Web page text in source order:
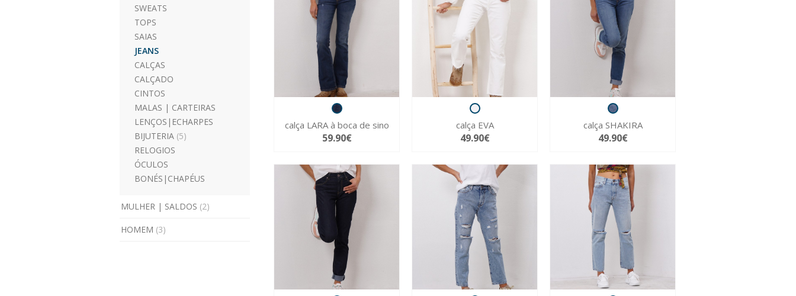
SWEATS
TOPS
SAIAS
JEANS
CALÇAS
CALÇADO
CINTOS
MALAS | CARTEIRAS
LENÇOS|ECHARPES
BIJUTERIA (5)
RELOGIOS
ÓCULOS
BONÉS|CHAPÉUS
MULHER | SALDOS (2)
HOMEM (3)
calça LARA à boca de sino
59.90€
calça EVA
49.90€
calça SHAKIRA
49.90€